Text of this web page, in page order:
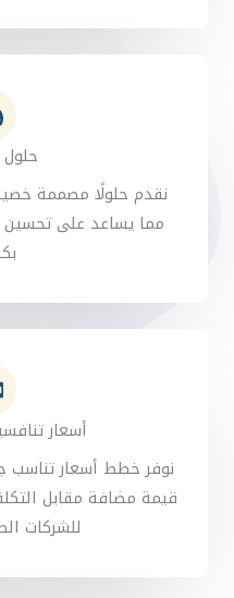
نقدم حلولًا مصممة
مما يساعد على تحسين
أسعار
نوفر خطط أسعار تناسب
قيمة مضافة مقابل
للشركات